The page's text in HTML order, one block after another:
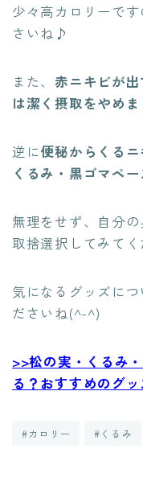
少々高カロリーで
さいね♪
また、 赤ニキビが
は潔く摂取をやめま
逆に便秘からくる
くるみ・黒ゴマペ
無理をせず、自分
取捨選択してみて
気になるグッズに
ださいね(^-^)
>>松の実・くるみ
る？おすすめのグ
#カロリー #くるみ